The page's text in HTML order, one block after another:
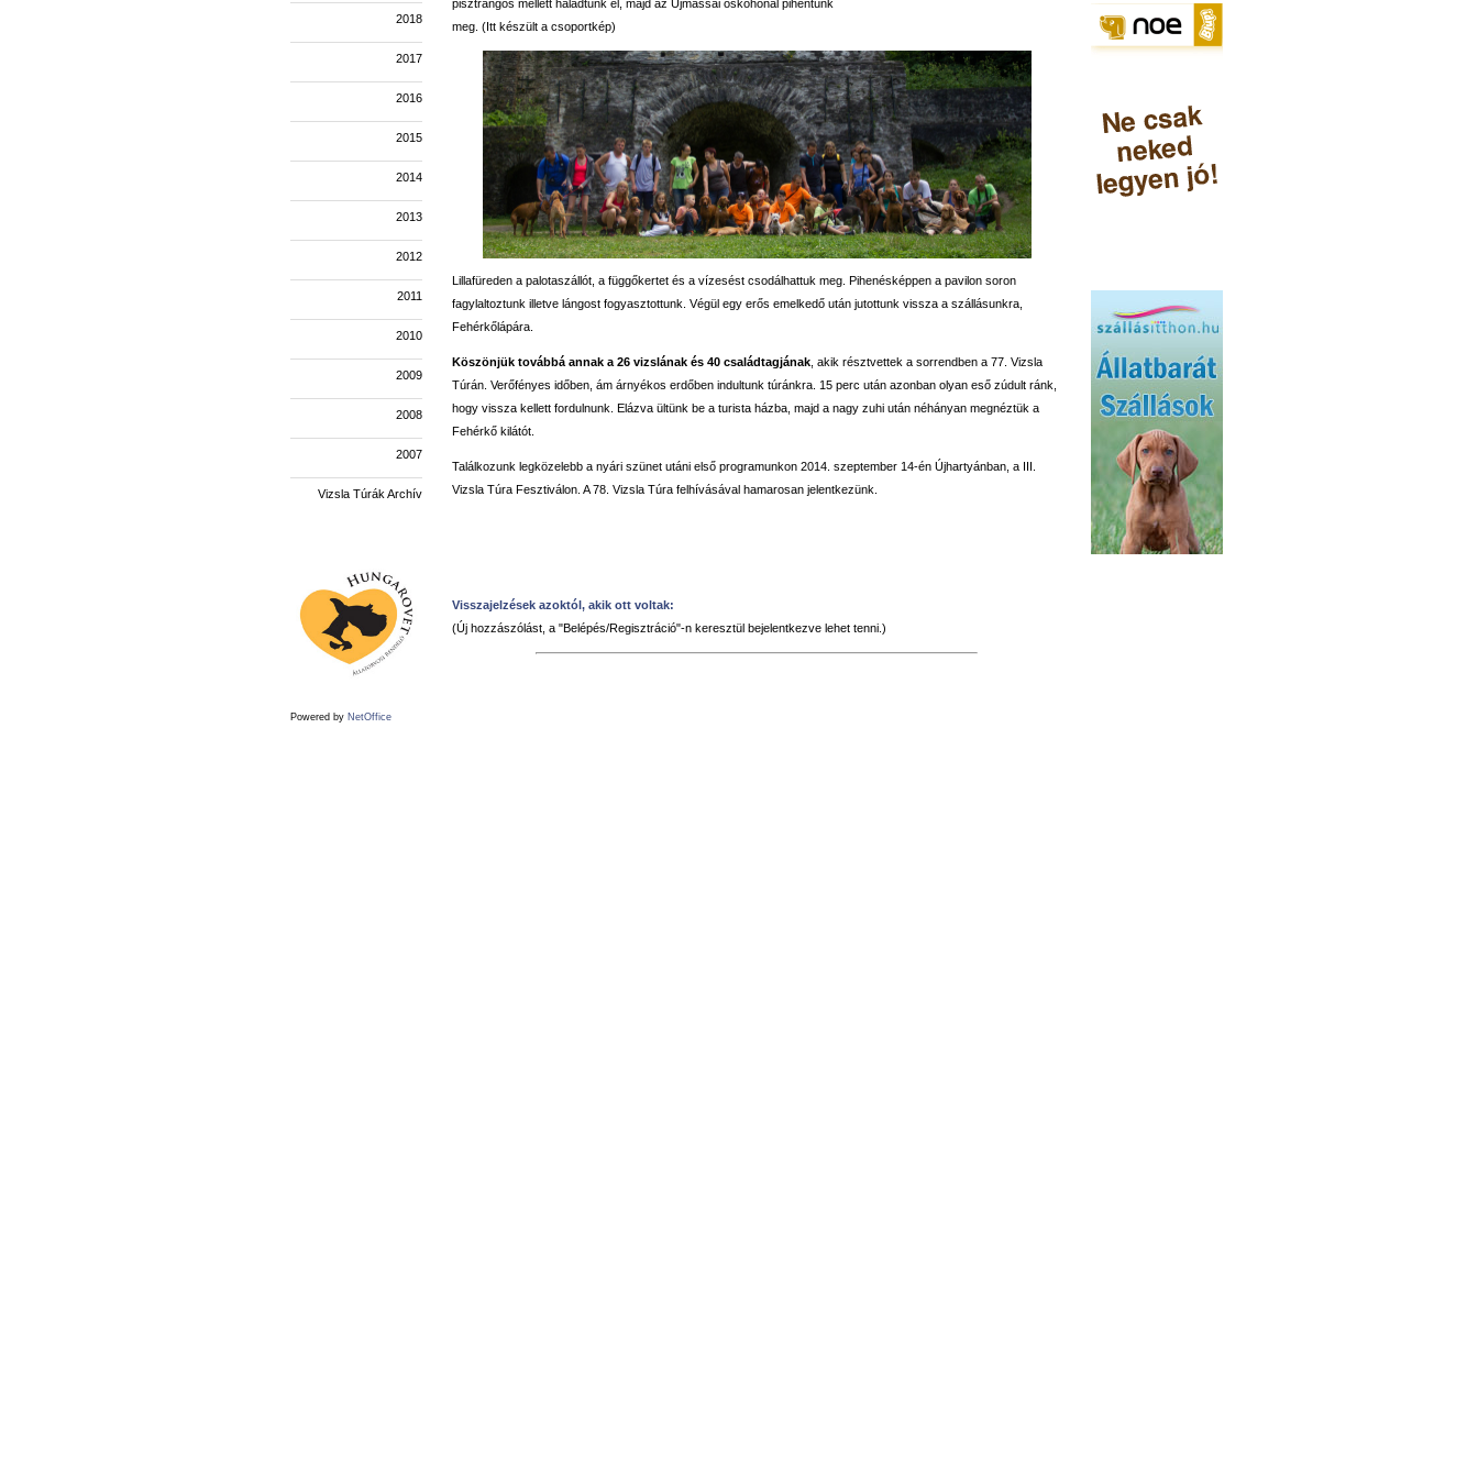
2018
2017
2016
2015
2014
2013
2012
2011
2010
2009
2008
2007
Vizsla Túrák Archív
Powered by NetOffice
pisztrángos mellett haladtunk el, majd az Újmassai őskohónál pihentünk
meg. (Itt készült a csoportkép)
Lillafüreden a palotaszállót, a függőkertet és a vízesést csodálhattuk meg. Pihenésképpen a pavilon soron
fagylaltoztunk illetve lángost fogyasztottunk. Végül egy erős emelkedő után jutottunk vissza a szállásunkra,
Fehérkőlápára.
Köszönjük továbbá annak a 26 vizslának és 40 családtagjának , akik résztvettek a sorrendben a 77. Vizsla
Túrán. Verőfényes időben, ám árnyékos erdőben indultunk túránkra. 15 perc után azonban olyan eső zúdult ránk,
hogy vissza kellett fordulnunk. Elázva ültünk be a turista házba, majd a nagy zuhi után néhányan megnéztük a
Fehérkő kilátót.
Találkozunk legközelebb a nyári szünet utáni első programunkon 2014. szeptember 14-én Újhartyánban, a III.
Vizsla Túra Fesztiválon. A 78. Vizsla Túra felhívásával hamarosan jelentkezünk.
Visszajelzések azoktól, akik ott voltak:
(Új hozzászólást, a "Belépés/Regisztráció"-n keresztül bejelentkezve lehet tenni.)